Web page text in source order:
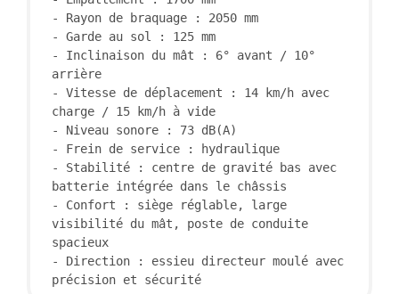
- Rayon de braquage : 2050 mm
- Garde au sol : 125 mm
- Inclinaison du mât : 6° avant / 10°
arrière
- Vitesse de déplacement : 14 km/h avec
charge / 15 km/h à vide
- Niveau sonore : 73 dB(A)
- Frein de service : hydraulique
- Stabilité : centre de gravité bas avec
batterie intégrée dans le châssis
- Confort : siège réglable, large
visibilité du mât, poste de conduite
spacieux
- Direction : essieu directeur moulé avec
précision et sécurité